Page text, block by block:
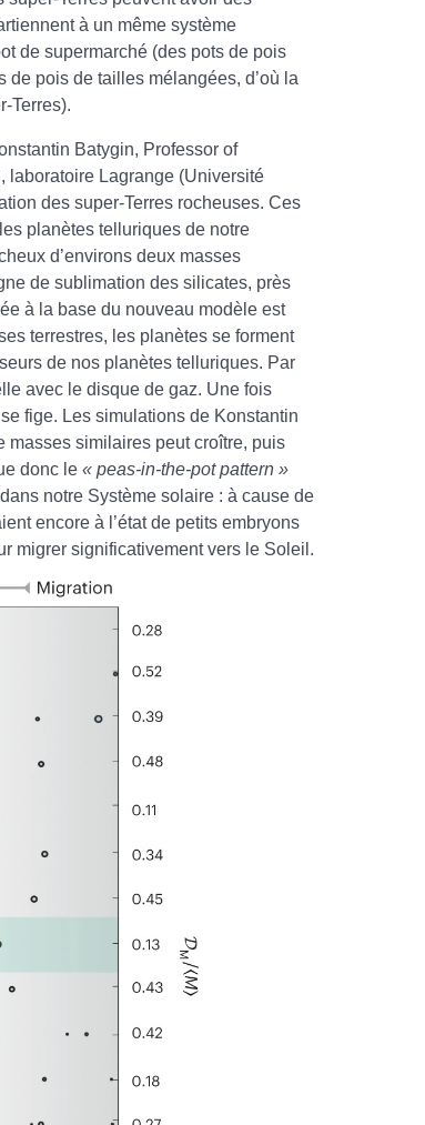
à un même système
de supermarché (des pots de pois
pois de tailles mélangées, d’où la
Terres).
Batygin, Professor of
laboratoire Lagrange (Université
des super-Terres rocheuses. Ces
planètes telluriques de notre
d’environs deux masses
de sublimation des silicates, près
à la base du nouveau modèle est
terrestres, les planètes se forment
de nos planètes telluriques. Par
avec le disque de gaz. Une fois
fige. Les simulations de Konstantin
masses similaires peut croître, puis
donc le « peas-in-the-pot pattern »
notre Système solaire : à cause de
encore à l’état de petits embryons
migrer significativement vers le Soleil.